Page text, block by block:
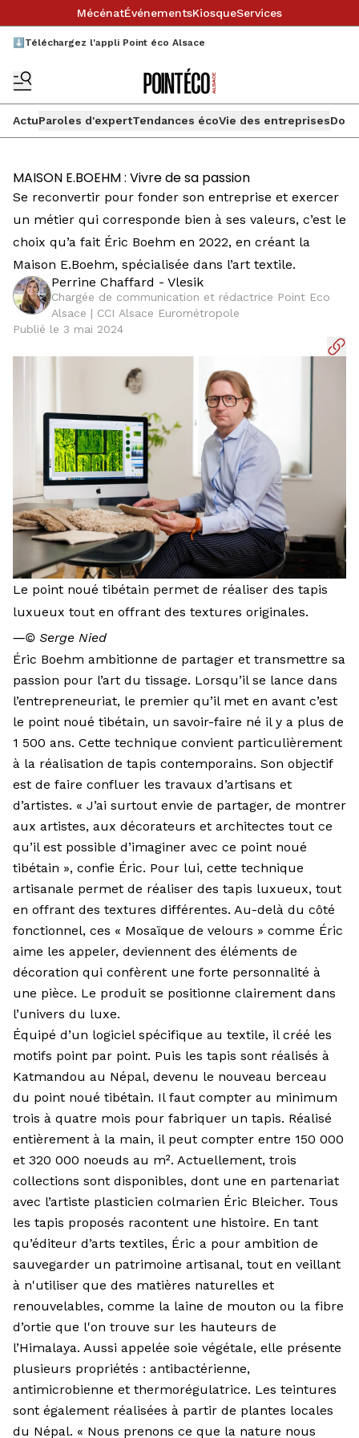
MécénatÉvénementsKiosqueServices
⬇️Téléchargez l'appli Point éco Alsace
ActuParoles d'expertTendances écoVie des entreprises
MAISON E.BOEHM : Vivre de sa passion
Se reconvertir pour fonder son entreprise et exercer
un métier qui corresponde bien à ses valeurs, c’est le
choix qu’a fait Éric Boehm en 2022, en créant la
Maison E.Boehm, spécialisée dans l’art textile.
Perrine Chaffard - Vlesik
Chargée de communication et rédactrice Point Eco
Alsace | CCI Alsace Eurométropole
Publié le 3 mai 2024
Le point noué tibétain permet de réaliser des tapis
luxueux tout en offrant des textures originales.
―© Serge Nied
Éric Boehm ambitionne de partager et transmettre sa
passion pour l’art du tissage. Lorsqu’il se lance dans
l’entrepreneuriat, le premier qu’il met en avant c’est
le point noué tibétain, un savoir-faire né il y a plus de
1 500 ans. Cette technique convient particulièrement
à la réalisation de tapis contemporains. Son objectif
est de faire confluer les travaux d’artisans et
d’artistes. « J’ai surtout envie de partager, de montrer
aux artistes, aux décorateurs et architectes tout ce
qu’il est possible d’imaginer avec ce point noué
tibétain », confie Éric. Pour lui, cette technique
artisanale permet de réaliser des tapis luxueux, tout
en offrant des textures différentes. Au-delà du côté
fonctionnel, ces « Mosaïque de velours » comme Éric
aime les appeler, deviennent des éléments de
décoration qui confèrent une forte personnalité à
une pièce. Le produit se positionne clairement dans
l’univers du luxe.
Équipé d’un logiciel spécifique au textile, il créé les
motifs point par point. Puis les tapis sont réalisés à
Katmandou au Népal, devenu le nouveau berceau
du point noué tibétain. Il faut compter au minimum
trois à quatre mois pour fabriquer un tapis. Réalisé
entièrement à la main, il peut compter entre 150 000
et 320 000 noeuds au m². Actuellement, trois
collections sont disponibles, dont une en partenariat
avec l’artiste plasticien colmarien Éric Bleicher. Tous
les tapis proposés racontent une histoire. En tant
qu’éditeur d’arts textiles, Éric a pour ambition de
sauvegarder un patrimoine artisanal, tout en veillant
à n'utiliser que des matières naturelles et
renouvelables, comme la laine de mouton ou la fibre
d’ortie que l'on trouve sur les hauteurs de
l’Himalaya. Aussi appelée soie végétale, elle présente
plusieurs propriétés : antibactérienne,
antimicrobienne et thermorégulatrice. Les teintures
sont également réalisées à partir de plantes locales
du Népal. « Nous prenons ce que la nature nous